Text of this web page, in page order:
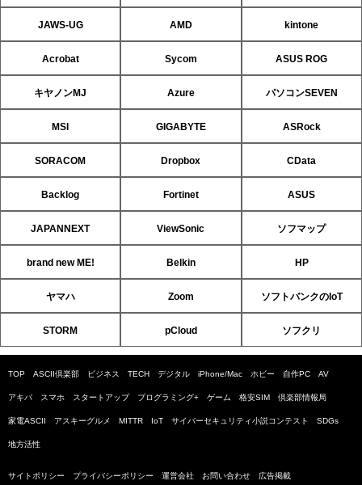
JAWS-UG AMD kintone
Acrobat Sycom ASUS ROG
キヤノンMJ Azure パソコンSEVEN
MSI GIGABYTE ASRock
SORACOM Dropbox CData
Backlog Fortinet ASUS
JAPANNEXT ViewSonic ソフマップ
brand new ME! Belkin HP
ヤマハ Zoom ソフトバンクのIoT
STORM pCloud ソフクリ
TOP ASCII倶楽部 ビジネス TECH デジタル iPhone/Mac ホビー 自作PC AV
アキバ スマホ スタートアップ プログラミング+ ゲーム 格安SIM 倶楽部情報局
家電ASCII アスキーグルメ MITTR IoT サイバーセキュリティ小説コンテスト SDGs
地方活性
サイトポリシー プライバシーポリシー 運営会社 お問い合わせ 広告掲載